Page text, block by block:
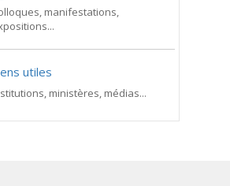
manifestations,
utiles
ministères, médias...